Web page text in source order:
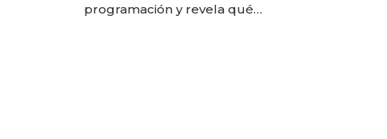
programación y revela qué